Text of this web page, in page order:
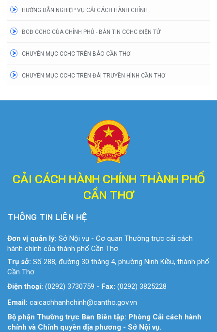
HƯỚNG DẪN NGHIỆP VỤ CẢI CÁCH HÀNH CHÍNH
BCĐ CCHC CỦA CHÍNH PHỦ - BẢN TIN CCHC ĐIỆN TỬ
CHUYÊN MỤC CCHC TRÊN BÁO CẦN THƠ
CHUYÊN MỤC CCHC TRÊN ĐÀI TRUYỀN HÌNH CẦN THƠ
CẢI CÁCH HÀNH CHÍNH THÀNH PHỐ
CẦN THƠ
THÔNG TIN LIÊN HỆ
Đơn vị quản lý: Sở Nội vụ - Cơ quan Thường trực cải cách
hành chính của thành phố Cần Thơ
Trụ sở: Số 288, đường 30 tháng 4, phường Ninh Kiều, thành phố
Cần Thơ
Điện thoại: (0292) 3730759 - Fax: (0292) 3825228
Email: caicachhanhchinh@cantho.gov.vn
Bộ phận Thường trực Ban Biên tập: Phòng Cải cách hành
chính và Chính quyền địa phương - Sở Nội vụ.